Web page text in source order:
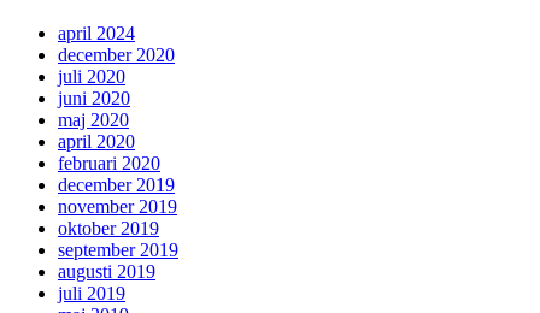
april 2024
december 2020
juli 2020
juni 2020
maj 2020
april 2020
februari 2020
december 2019
november 2019
oktober 2019
september 2019
augusti 2019
juli 2019